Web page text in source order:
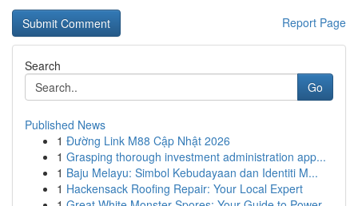
Report Page
Search
Go
Published News
1 Đường Link M88 Cập Nhật 2026
1 Grasping thorough investment administration app...
1 Baju Melayu: Simbol Kebudayaan dan Identiti M...
1 Hackensack Roofing Repair: Your Local Expert